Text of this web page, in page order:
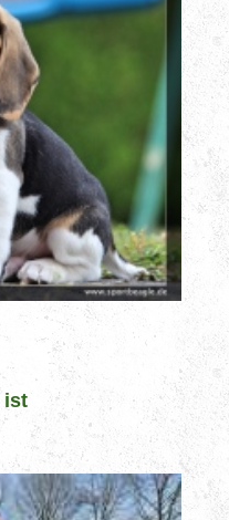
ist